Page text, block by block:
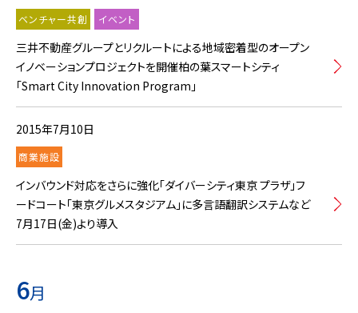
ベンチャー共創 イベント
三井不動産グループとリクルートによる地域密着型のオープン
イノベーションプロジェクトを開催柏の葉スマートシティ
「Smart City Innovation Program」
2015年7月10日
商業施設
インバウンド対応をさらに強化「ダイバーシティ東京 プラザ」フ
ードコート「東京グルメスタジアム」に多言語翻訳システムなど
7月17日(金)より導入
6月